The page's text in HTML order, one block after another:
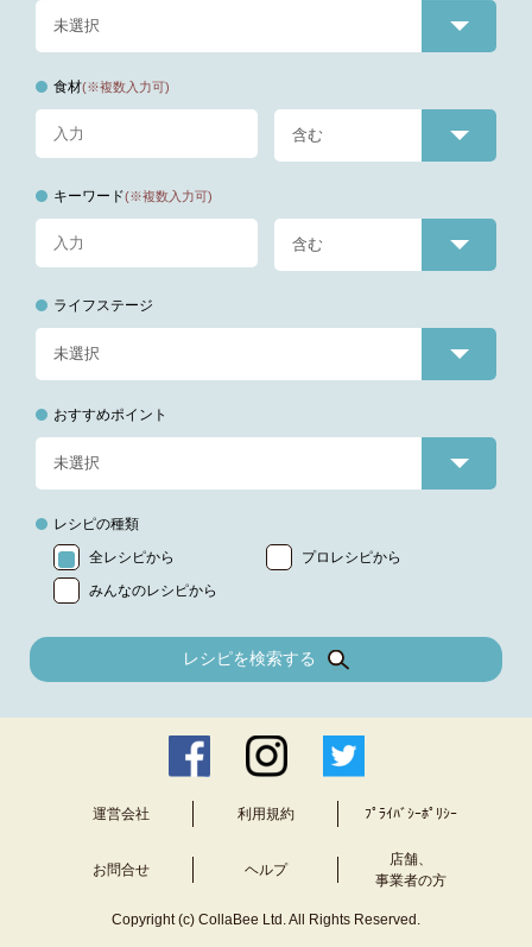
食材(※複数入力可)
キーワード(※複数入力可)
ライフステージ
おすすめポイント
レシピの種類
全レシピから
プロレシピから
みんなのレシピから
レシピを検索する
運営会社 利用規約 ﾌﾟﾗｲﾊﾞｼｰﾎﾟﾘｼｰ
お問合せ ヘルプ
店舗、
事業者の方
Copyright (c) CollaBee Ltd. All Rights Reserved.